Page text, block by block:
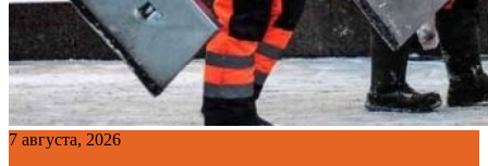
7 августа, 2026